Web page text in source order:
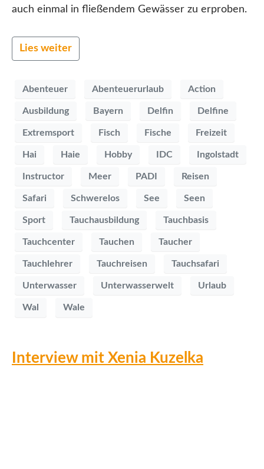
auch einmal in fließendem Gewässer zu erproben.
Lies weiter
Abenteuer Abenteuerurlaub Action
Ausbildung Bayern Delfin Delfine
Extremsport Fisch Fische Freizeit
Hai Haie Hobby IDC Ingolstadt
Instructor Meer PADI Reisen
Safari Schwerelos See Seen
Sport Tauchausbildung Tauchbasis
Tauchcenter Tauchen Taucher
Tauchlehrer Tauchreisen Tauchsafari
Unterwasser Unterwasserwelt Urlaub
Wal Wale
Interview mit Xenia Kuzelka